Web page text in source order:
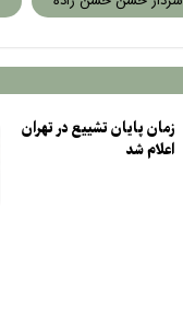
زمان پایان تشییع در تهران
اعلام شد